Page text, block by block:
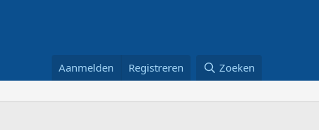
Aanmelden Registreren Zoeken